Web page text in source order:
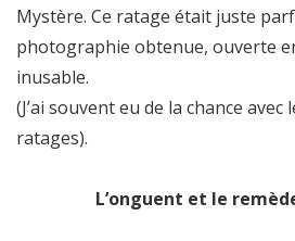
Mystère. Ce ratage était juste
photographie obtenue, ouverte
inusable.
(J’ai souvent eu de la chance avec
ratages).
L’onguent et le